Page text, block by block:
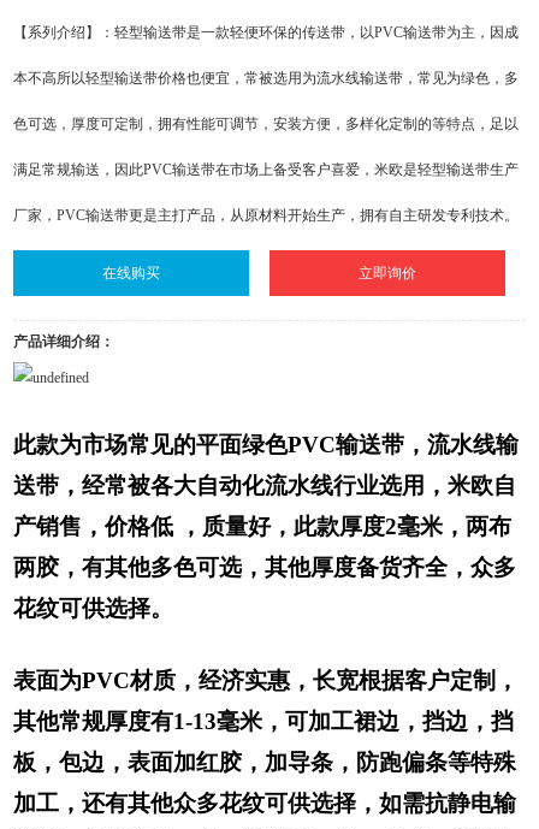
【系列介绍】：轻型输送带是一款轻便环保的传送带，以PVC输送带为主，因成
本不高所以轻型输送带价格也便宜，常被选用为流水线输送带，常见为绿色，多
色可选，厚度可定制，拥有性能可调节，安装方便，多样化定制的等特点，足以
满足常规输送，因此PVC输送带在市场上备受客户喜爱，米欧是轻型输送带生产
厂家，PVC输送带更是主打产品，从原材料开始生产，拥有自主研发专利技术。
在线购买 立即询价
产品详细介绍：
此款为市场常见的平面绿色PVC输送带，流水线输
送带，经常被各大自动化流水线行业选用，米欧自
产销售，价格低 ，质量好，此款厚度2毫米，两布
两胶，有其他多色可选，其他厚度备货齐全，众多
花纹可供选择。
表面为PVC材质，经济实惠，长宽根据客户定制，
其他常规厚度有1-13毫米，可加工裙边，挡边，挡
板，包边，表面加红胶，加导条，防跑偏条等特殊
加工，还有其他众多花纹可供选择，如需抗静电输